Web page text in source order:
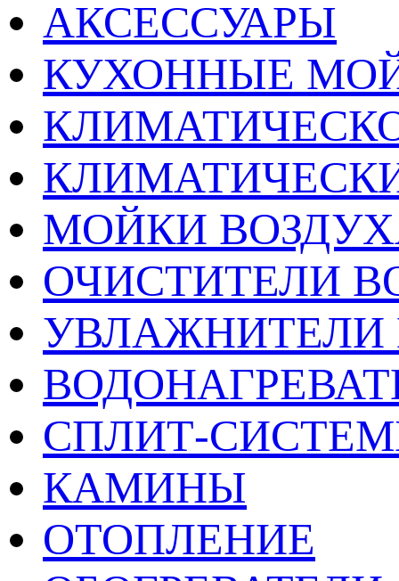
АКСЕССУАРЫ
КУХОННЫЕ
МОЙКИ
ОЧИСТИТЕЛИ
УВЛАЖНИТЕЛИ
СПЛИТ-
КАМИНЫ
ОТОПЛЕНИЕ